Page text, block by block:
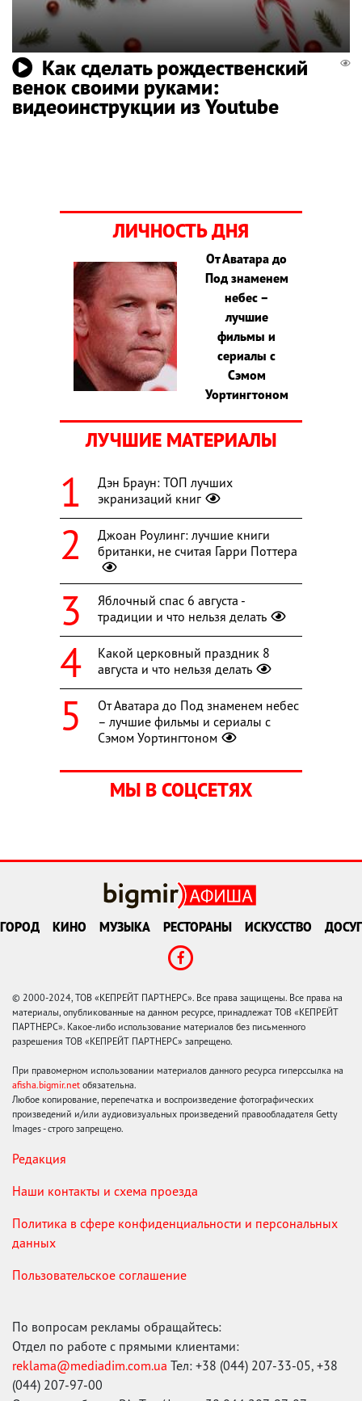
Как сделать рождественский
венок своими руками:
видеоинструкции из Youtube
ЛИЧНОСТЬ ДНЯ
От Аватара до
Под знаменем
небес –
лучшие
фильмы и
сериалы с
Сэмом
Уортингтоном
ЛУЧШИЕ МАТЕРИАЛЫ
Дэн Браун: ТОП лучших
экранизаций книг
Джоан Роулинг: лучшие книги
британки, не считая Гарри Поттера
Яблочный спас 6 августа -
традиции и что нельзя делать
Какой церковный праздник 8
августа и что нельзя делать
От Аватара до Под знаменем небес
– лучшие фильмы и сериалы с
Сэмом Уортингтоном
МЫ В СОЦСЕТЯХ
ГОРОД КИНО МУЗЫКА РЕСТОРАНЫ ИСКУССТВО ДОСУГ
© 2000-2024, ТОВ «КЕПРЕЙТ ПАРТНЕРС». Все права защищены. Все права на
материалы, опубликованные на данном ресурсе, принадлежат ТОВ «КЕПРЕЙТ
ПАРТНЕРС». Какое-либо использование материалов без письменного
разрешения ТОВ «КЕПРЕЙТ ПАРТНЕРС» запрещено.
При правомерном использовании материалов данного ресурса гиперссылка на
afisha.bigmir.net обязательна.
Любое копирование, перепечатка и воспроизведение фотографических
произведений и/или аудиовизуальных произведений правообладателя Getty
Images - строго запрещено.
Редакция
Наши контакты и схема проезда
Политика в сфере конфиденциальности и персональных
данных
Пользовательское соглашение
По вопросам рекламы обращайтесь:
Отдел по работе с прямыми клиентами:
reklama@mediadim.com.ua Тел: +38 (044) 207-33-05, +38
(044) 207-97-00